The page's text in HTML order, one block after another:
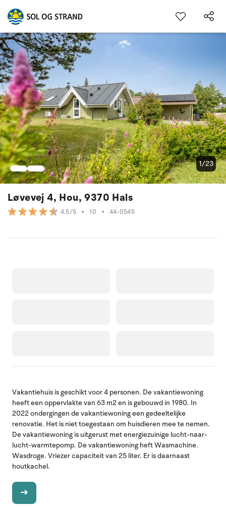
Løvevej 4, Hou, 9370 Hals
4.5/5 • 10 • 44-0545
1/23
Vakantiehuis is geschikt voor 4 personen. De vakantiewoning
heeft een oppervlakte van 63 m2 en is gebouwd in 1980. In
2022 ondergingen de vakantiewoning een gedeeltelijke
renovatie. Het is niet toegestaan om huisdieren mee te nemen.
De vakantiewoning is uitgerust met energiezuinige lucht-naar-
lucht-warmtepomp. De vakantiewoning heft Wasmachine.
Wasdroge. Vriezer capaciteit van 25 liter. Er is daarnaast
houtkachel.